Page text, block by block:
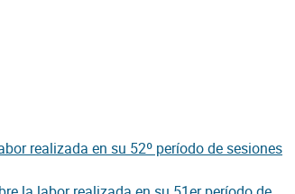
realizada en su 52º período de sesiones